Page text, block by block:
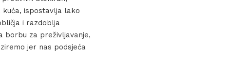
kuća, ispostavlja lako
i razdoblja
borbu za preživljavanje,
jer nas podsjeća